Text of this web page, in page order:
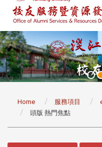
Home 服務項目
頭版 熱門焦點